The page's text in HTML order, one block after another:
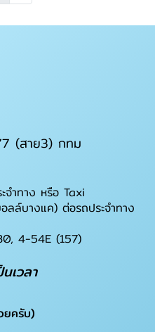
(สาย3) กทม
จำทาง หรือ Taxi
อลล์บางแค) ต่อรถประจำทาง
4-54E (157)
เวลา
ยครับ)